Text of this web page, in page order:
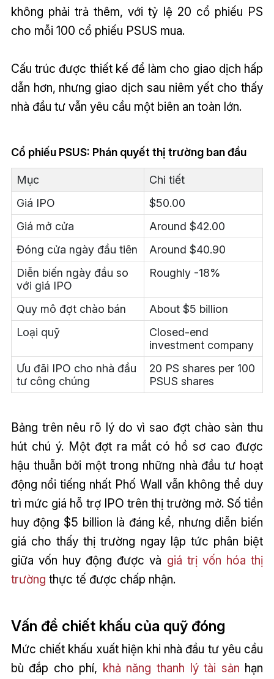
không phải trả thêm, với tỷ lệ 20 cổ phiếu PS
cho mỗi 100 cổ phiếu PSUS mua.
Cấu trúc được thiết kế để làm cho giao dịch hấp
dẫn hơn, nhưng giao dịch sau niêm yết cho thấy
nhà đầu tư vẫn yêu cầu một biên an toàn lớn.
Cổ phiếu PSUS: Phán quyết thị trường ban đầu
Mục
Chi tiết
Giá IPO
$50.00
Giá mở cửa
Around $42.00
Đóng cửa ngày đầu tiên
Around $40.90
Diễn biến ngày đầu so
với giá IPO
Roughly -18%
Quy mô đợt chào bán
About $5 billion
Loại quỹ
Closed-end
investment company
Ưu đãi IPO cho nhà đầu
tư công chúng
20 PS shares per 100
PSUS shares
Bảng trên nêu rõ lý do vì sao đợt chào sàn thu
hút chú ý. Một đợt ra mắt có hồ sơ cao được
hậu thuẫn bởi một trong những nhà đầu tư hoạt
động nổi tiếng nhất Phố Wall vẫn không thể duy
trì mức giá hỗ trợ IPO trên thị trường mở. Số tiền
huy động $5 billion là đáng kể, nhưng diễn biến
giá cho thấy thị trường ngay lập tức phân biệt
giữa vốn huy động được và giá trị vốn hóa thị
trường thực tế được chấp nhận.
Vấn đề chiết khấu của quỹ đóng
Mức chiết khấu xuất hiện khi nhà đầu tư yêu cầu
bù đắp cho phí, khả năng thanh lý tài sản hạn